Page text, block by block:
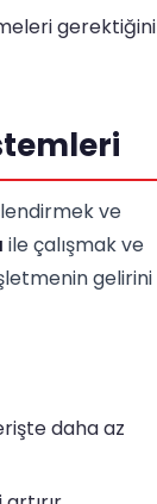
gerektiğini
ve
ile çalışmak ve
gelirini
daha az